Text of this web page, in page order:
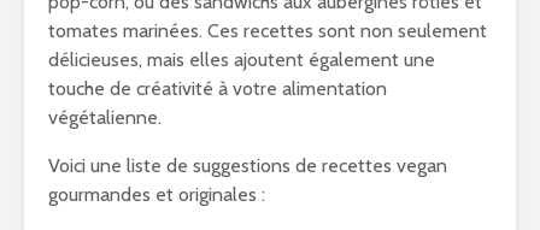
tomates marinées. Ces recettes sont non seulement
délicieuses, mais elles ajoutent également une
touche de créativité à votre alimentation
végétalienne.
Voici une liste de suggestions de recettes vegan
gourmandes et originales :